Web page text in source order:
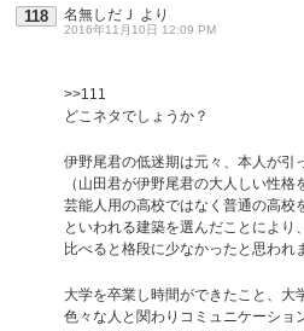
118 名無しだＪ より
2016年11月10日 12:09 PM
>>111
どこネタでしょうか？
伊野尾君の低迷期は元々、本人が引
（山田君が伊野尾君の大人しい性格
芸能人用の高校ではなく普通の高校
といわれる建築を選んだことにより
比べると格段に少なかったと思われ
大学を卒業し時間ができたこと、大
色々な人と関わりコミュニケーショ